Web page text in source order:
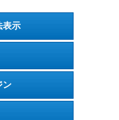
表示
ン